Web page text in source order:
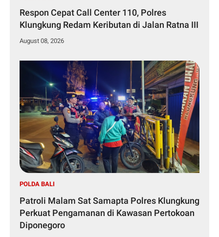
Respon Cepat Call Center 110, Polres
Klungkung Redam Keributan di Jalan Ratna III
August 08, 2026
POLDA BALI
Patroli Malam Sat Samapta Polres Klungkung
Perkuat Pengamanan di Kawasan Pertokoan
Diponegoro